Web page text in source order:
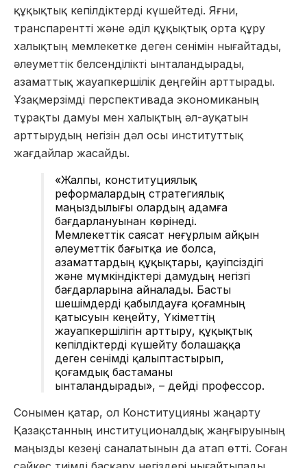
құқықтық кепілдіктерді күшейтеді. Яғни,
транспарентті және әділ құқықтық орта құру
халықтың мемлекетке деген сенімін нығайтады,
әлеуметтік белсенділікті ынталандырады,
азаматтық жауапкершілік деңгейін арттырады.
Ұзақмерзімді перспективада экономиканың
тұрақты дамуы мен халықтың әл-ауқатын
арттырудың негізін дәл осы институттық
жағдайлар жасайды.
«Жалпы, конституциялық
реформалардың стратегиялық
маңыздылығы олардың адамға
бағдарлануынан көрінеді.
Мемлекеттік саясат неғұрлым айқын
әлеуметтік бағытқа ие болса,
азаматтардың құқықтары, қауіпсіздігі
және мүмкіндіктері дамудың негізгі
бағдарларына айналады. Басты
шешімдерді қабылдауға қоғамның
қатысуын кеңейту, Үкіметтің
жауапкершілігін арттыру, құқықтық
кепілдіктерді күшейту болашаққа
деген сенімді қалыптастырып,
қоғамдық бастаманы
ынталандырады», – дейді профессор.
Сонымен қатар, ол Конституцияны жаңарту
Қазақстанның институционалдық жаңғыруының
маңызды кезеңі саналатынын да атап өтті. Соған